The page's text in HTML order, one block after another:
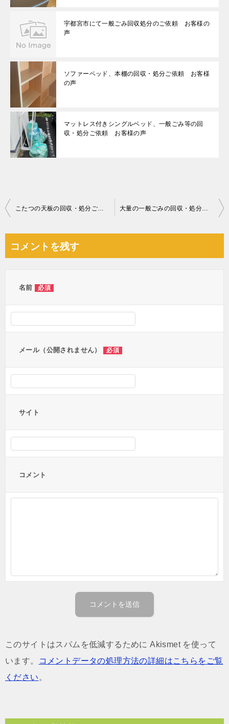
宇都宮市にて一般ごみ回収処分のご依頼 お客様の
声
ソファーベッド、本棚の回収・処分ご依頼 お客様
の声
マットレス付きシングルベッド、一般ごみ等の回
収・処分ご依頼 お客様の声
投
ビ
こたつの天板の回収・処分ご依頼 お客様の声 大量の一般ごみの回収・処分ご依頼 お客様の声
コメントを残す
名前 必須
メール（公開されません） 必須
サイト
コメント
このサイトはスパムを低減するために Akismet を使って
います。
コメントデータの処理方法の詳細はこちらをご覧
ください 。